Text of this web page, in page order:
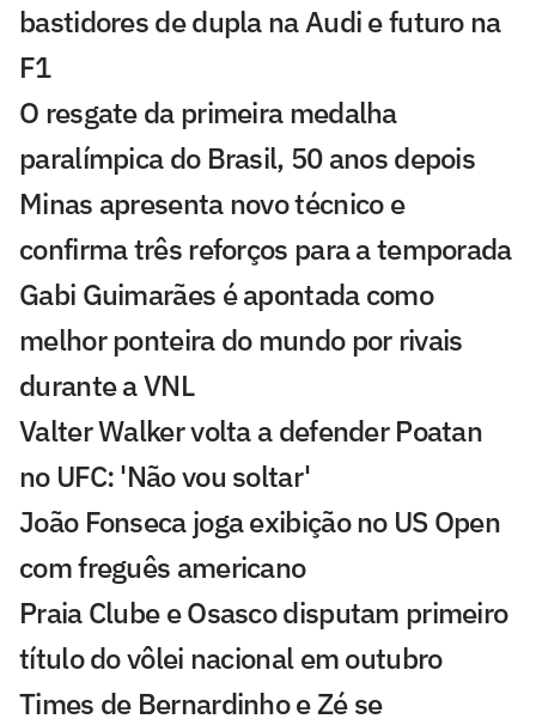
bastidores de dupla na Audi e futuro na
F1
O resgate da primeira medalha
paralímpica do Brasil, 50 anos depois
Minas apresenta novo técnico e
confirma três reforços para a temporada
Gabi Guimarães é apontada como
melhor ponteira do mundo por rivais
durante a VNL
Valter Walker volta a defender Poatan
no UFC: 'Não vou soltar'
João Fonseca joga exibição no US Open
com freguês americano
Praia Clube e Osasco disputam primeiro
título do vôlei nacional em outubro
Times de Bernardinho e Zé se